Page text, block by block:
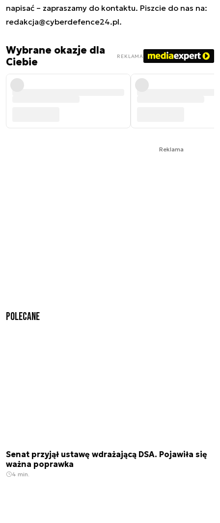
napisać – zapraszamy do kontaktu. Piszcie do nas na:
redakcja@cyberdefence24.pl.
Wybrane okazje dla
Ciebie
REKLAMA
Reklama
Polecane
Senat przyjął ustawę wdrażającą DSA. Pojawiła się
ważna poprawka
4 min.